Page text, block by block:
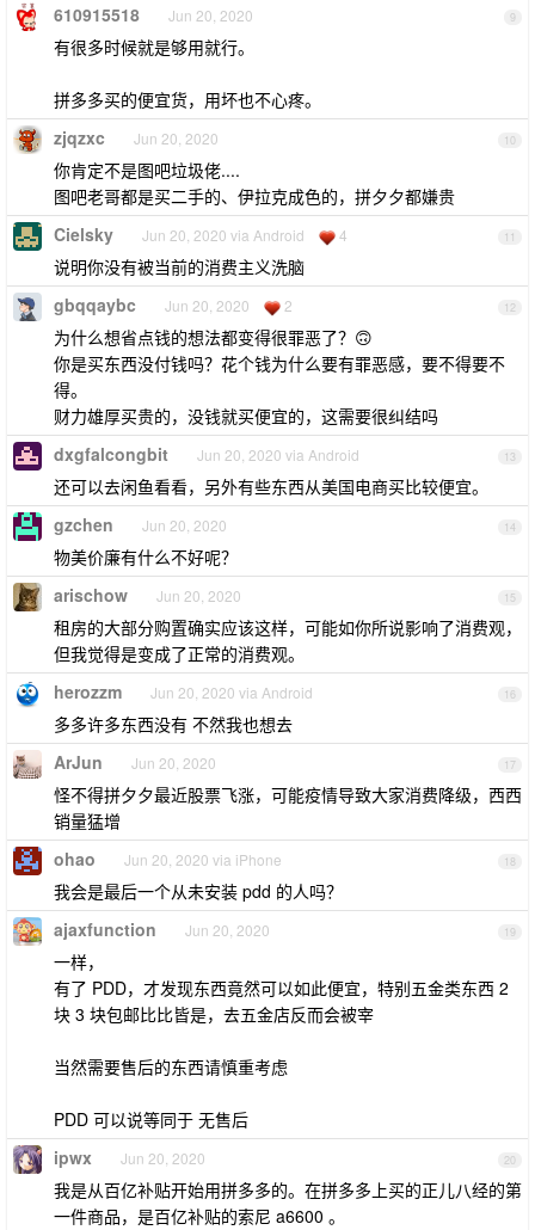
9
610915518 Jun 20, 2020
有很多时候就是够用就行。
拼多多买的便宜货，用坏也不心疼。
10
zjqzxc Jun 20, 2020
你肯定不是图吧垃圾佬....
图吧老哥都是买二手的、伊拉克成色的，拼夕夕都嫌贵
11
Cielsky Jun 20, 2020 via Android 4
说明你没有被当前的消费主义洗脑
12
gbqqaybc Jun 20, 2020 2
为什么想省点钱的想法都变得很罪恶了？🙃
你是买东西没付钱吗？花个钱为什么要有罪恶感，要不得要不
得。
财力雄厚买贵的，没钱就买便宜的，这需要很纠结吗
13
dxgfalcongbit Jun 20, 2020 via Android
还可以去闲鱼看看，另外有些东西从美国电商买比较便宜。
14
gzchen Jun 20, 2020
物美价廉有什么不好呢？
15
arischow Jun 20, 2020
租房的大部分购置确实应该这样，可能如你所说影响了消费观，
但我觉得是变成了正常的消费观。
16
herozzm Jun 20, 2020 via Android
多多许多东西没有 不然我也想去
17
ArJun Jun 20, 2020
怪不得拼夕夕最近股票飞涨，可能疫情导致大家消费降级，西西
销量猛增
18
ohao Jun 20, 2020 via iPhone
我会是最后一个从未安装 pdd 的人吗？
19
ajaxfunction Jun 20, 2020
一样，
有了 PDD，才发现东西竟然可以如此便宜，特别五金类东西 2
块 3 块包邮比比皆是，去五金店反而会被宰
当然需要售后的东西请慎重考虑
PDD 可以说等同于 无售后
20
ipwx Jun 20, 2020
我是从百亿补贴开始用拼多多的。在拼多多上买的正儿八经的第
一件商品，是百亿补贴的索尼 a6600 。